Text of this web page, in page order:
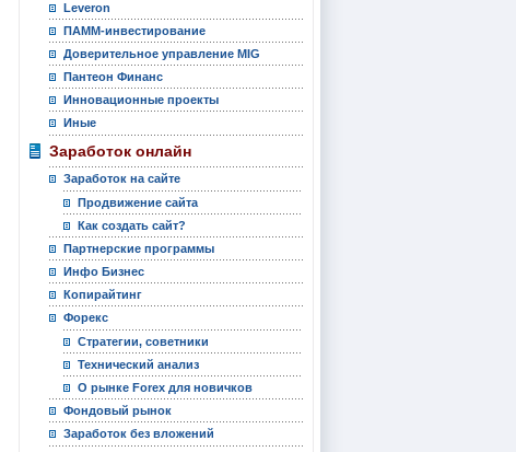
Leveron
ПАММ-инвестирование
Доверительное управление MIG
Пантеон Финанс
Инновационные проекты
Иные
Заработок онлайн
Заработок на сайте
Продвижение сайта
Как создать сайт?
Партнерские программы
Инфо Бизнес
Копирайтинг
Форекс
Стратегии, советники
Технический анализ
О рынке Forex для новичков
Фондовый рынок
Заработок без вложений